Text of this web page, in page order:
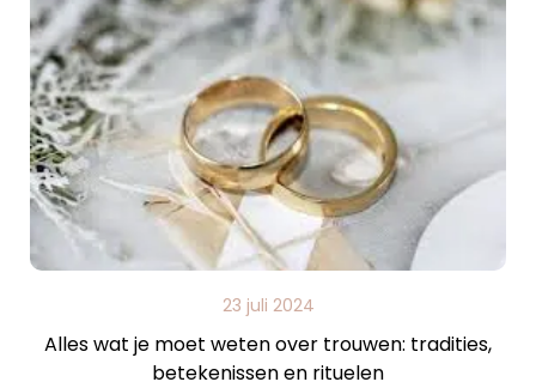
23 juli 2024
Alles wat je moet weten over trouwen: tradities,
betekenissen en rituelen